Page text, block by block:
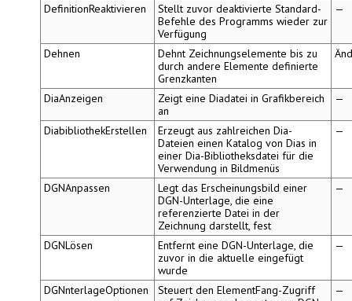
DefinitionReaktivieren
Stellt zuvor deaktivierte Standard-
Befehle des Programms wieder zur
Verfügung
—
Dehnen
Dehnt Zeichnungselemente bis zu
durch andere Elemente definierte
Grenzkanten
DiaAnzeigen
Zeigt eine Diadatei in Grafikbereich
an
—
DiabibliothekErstellen
Erzeugt aus zahlreichen Dia-
Dateien einen Katalog von Dias in
einer Dia-Bibliotheksdatei für die
Verwendung in Bildmenüs
—
DGNAnpassen
Legt das Erscheinungsbild einer
DGN-Unterlage, die eine
referenzierte Datei in der
Zeichnung darstellt, fest
—
DGNLösen
Entfernt eine DGN-Unterlage, die
zuvor in die aktuelle eingefügt
wurde
—
DGNnterlageOptionen
Steuert den ElementFang-Zugriff
—